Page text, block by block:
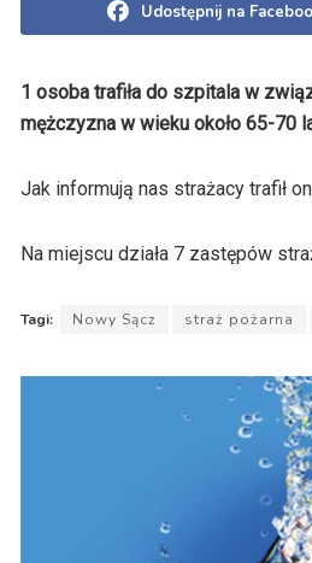
Udostępnij na
1 osoba trafiła do szpitala w
mężczyzna w wieku około 65-70
Jak informują nas strażacy trafił
Na miejscu działa 7 zastępów
Tagi: Nowy Sącz straż pożarna